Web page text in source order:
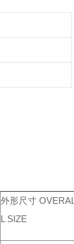
外形尺寸 OVERAL
L SIZE